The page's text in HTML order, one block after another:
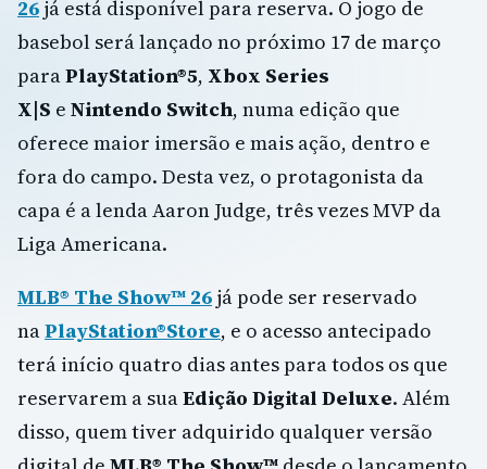
26 já está disponível para reserva. O jogo de
basebol será lançado no próximo 17 de março
paraPlayStation®5, Xbox Series
X|S e Nintendo Switch, numa edição que
oferece maior imersão e mais ação, dentro e
fora do campo. Desta vez, o protagonista da
capa é a lenda Aaron Judge, três vezes MVP da
Liga Americana.
MLB® The Show™ 26 já pode ser reservado
naPlayStation®Store, e o acesso antecipado
terá início quatro dias antes para todos os que
reservarem a suaEdição Digital Deluxe. Além
disso, quem tiver adquirido qualquer versão